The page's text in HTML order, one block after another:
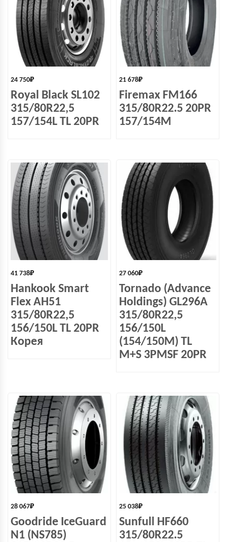
24 750₽
Royal Black SL102
315/80R22,5
157/154L TL 20PR
21 678₽
Firemax FM166
315/80R22.5 20PR
157/154M
41 738₽
Hankook Smart
Flex AH51
315/80R22,5
156/150L TL 20PR
Корея
27 060₽
Tornado (Advance
Holdings) GL296A
315/80R22,5
156/150L
(154/150M) TL
M+S 3PMSF 20PR
28 067₽
Goodride IceGuard
N1 (NS785)
25 038₽
Sunfull HF660
315/80R22.5